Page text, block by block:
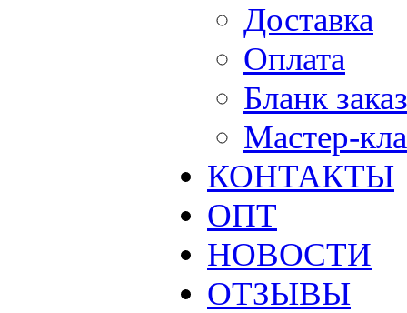
Доставка
Оплата
Бланк
Мастер-
КОНТАКТЫ
ОПТ
НОВОСТИ
ОТЗЫВЫ